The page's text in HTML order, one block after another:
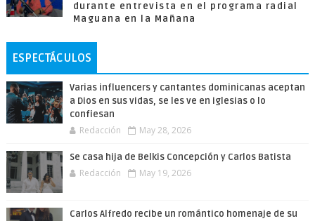
durante entrevista en el programa radial
Maguana en la Mañana
ESPECTÁCULOS
Varias influencers y cantantes dominicanas aceptan
a Dios en sus vidas, se les ve en iglesias o lo
confiesan
Redacción May 28, 2026
Se casa hija de Belkis Concepción y Carlos Batista
Redacción May 19, 2026
Carlos Alfredo recibe un romántico homenaje de su